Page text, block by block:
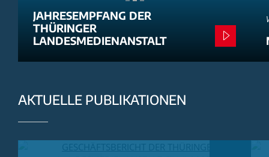
JAHRESEMPFANG DER
THÜRINGER
LANDESMEDIENANSTALT
AKTUELLE PUBLIKATIONEN